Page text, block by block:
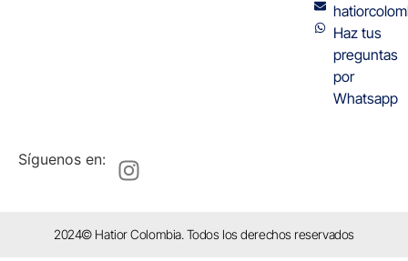
Haz tus
preguntas
por
Whatsapp
Síguenos en:
2024© Hatior Colombia. Todos los derechos reservados